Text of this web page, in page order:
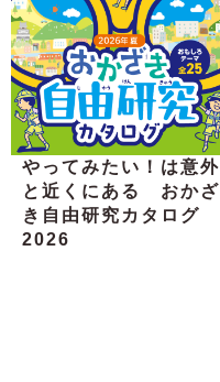
やってみたい！は意外
と近くにある おかざ
き自由研究カタログ
2026